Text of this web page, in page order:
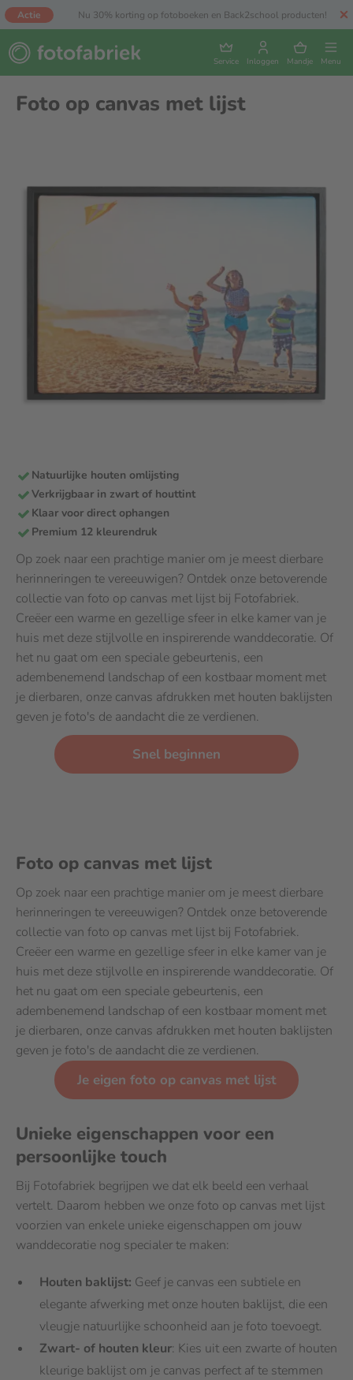
Actie Nu 30% korting op fotoboeken en Back2school producten!
Service Inloggen Mandje Menu
Foto op canvas met lijst
Natuurlijke houten omlijsting
Verkrijgbaar in zwart of houttint
Klaar voor direct ophangen
Premium 12 kleurendruk
Op zoek naar een prachtige manier om je meest dierbare
herinneringen te vereeuwigen? Ontdek onze betoverende
collectie van foto op canvas met lijst bij Fotofabriek.
Creëer een warme en gezellige sfeer in elke kamer van je
huis met deze stijlvolle en inspirerende wanddecoratie. Of
het nu gaat om een speciale gebeurtenis, een
adembenemend landschap of een kostbaar moment met
je dierbaren, onze canvas afdrukken met houten baklijsten
geven je foto's de aandacht die ze verdienen.
Snel beginnen
Foto op canvas met lijst
Op zoek naar een prachtige manier om je meest dierbare
herinneringen te vereeuwigen? Ontdek onze betoverende
collectie van foto op canvas met lijst bij Fotofabriek.
Creëer een warme en gezellige sfeer in elke kamer van je
huis met deze stijlvolle en inspirerende wanddecoratie. Of
het nu gaat om een speciale gebeurtenis, een
adembenemend landschap of een kostbaar moment met
je dierbaren, onze canvas afdrukken met houten baklijsten
geven je foto's de aandacht die ze verdienen.
Je eigen foto op canvas met lijst
Unieke eigenschappen voor een
persoonlijke touch
Bij Fotofabriek begrijpen we dat elk beeld een verhaal
vertelt. Daarom hebben we onze foto op canvas met lijst
voorzien van enkele unieke eigenschappen om jouw
wanddecoratie nog specialer te maken:
Houten baklijst: Geef je canvas een subtiele en
elegante afwerking met onze houten baklijst, die een
vleugje natuurlijke schoonheid aan je foto toevoegt.
Zwart- of houten kleur: Kies uit een zwarte of houten
kleurige baklijst om je canvas perfect af te stemmen